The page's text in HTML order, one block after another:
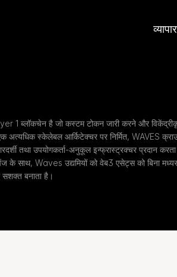
व्यापार
1 ब्लॉकचेन है जो कस्टम टोकन जारी करने और
अत्यधिक स्केलेबल आर्किटेक्चर पर निर्मित, WAVES
तथा उपयोगकर्ता-अनुकूल इन्फ्रास्ट्रक्चर प्रदान करता
के साथ, Waves उद्यमियों को वेब3 एसेट्स को बिना
बनाता है।